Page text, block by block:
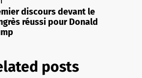
discours devant le
réussi pour Donald
posts